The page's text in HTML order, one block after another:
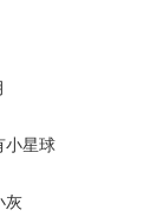
小星球
灰